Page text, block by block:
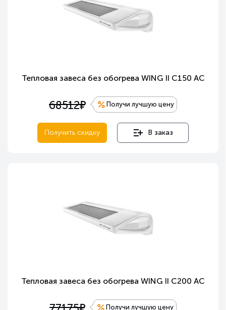
Тепловая завеса без обогрева WING II C150 AC
68512е Получи лучшую цену
Получить скидку В заказ
Тепловая завеса без обогрева WING II C200 AC
е Получи лучшую цену